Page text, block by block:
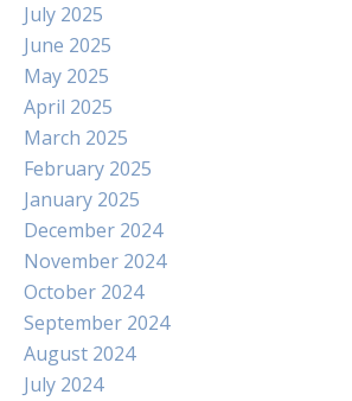
July 2025
June 2025
May 2025
April 2025
March 2025
February 2025
January 2025
December 2024
November 2024
October 2024
September 2024
August 2024
July 2024